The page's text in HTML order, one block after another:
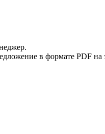
в формате PDF на